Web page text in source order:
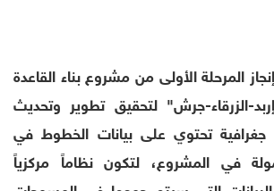
المرحلة الأولى من مشروع بناء القاعدة
الزرقاء-جرش" لتحقيق تطوير وتحديث
جغرافية تحتوي على بيانات الخطوط في
في المشروع، لتكون نظاماً مركزياً